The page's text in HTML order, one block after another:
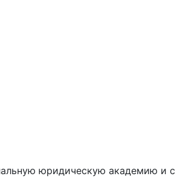
юридическую академию и с